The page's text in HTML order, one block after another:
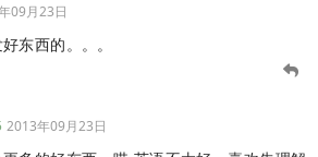
09月23日
东西的。。。
2013年09月23日